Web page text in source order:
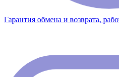
Гарантия обмена и возврата,